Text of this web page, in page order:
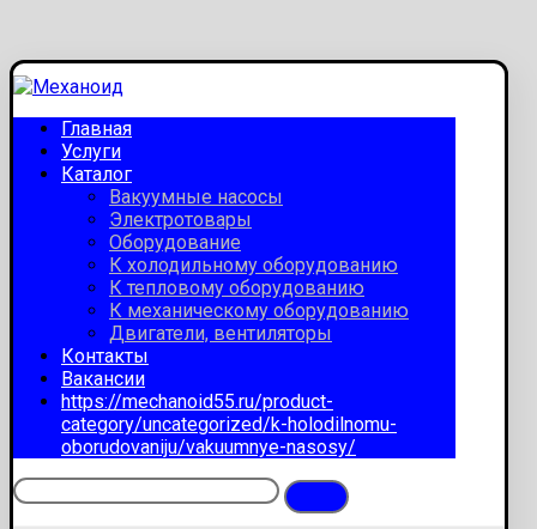
Главная
Услуги
Каталог
Вакуумные насосы
Электротовары
Оборудование
К холодильному оборудованию
К тепловому оборудованию
К механическому оборудованию
Двигатели, вентиляторы
Контакты
Вакансии
https://mechanoid55.ru/product-
category/uncategorized/k-holodilnomu-
oborudovaniju/vakuumnye-nasosy/